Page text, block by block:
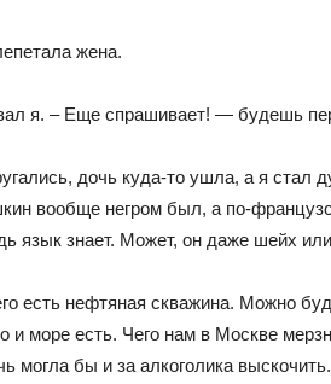
жена.
я. – Еще спрашивает! — будешь
дочь куда-то ушла, а я стал
вообще негром был, а по-
язык знает. Может, он даже шейх
есть нефтяная скважина. Можно
и море есть. Чего нам в Москве
могла бы и за алкоголика выскочить.